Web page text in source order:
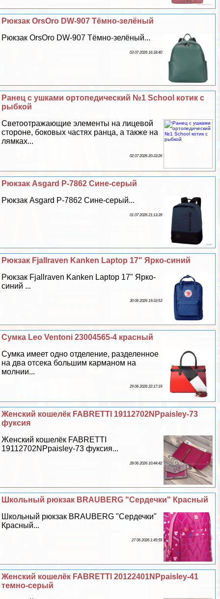
Рюкзак OrsOro DW-907 Тёмно-зелёный
Рюкзак OrsOro DW-907 Тёмно-зелёный...
03 07 2026 16:18:40
Ранец с ушками ортопедический №1 School котик с
рыбкой
Светоотражающие элементы на лицевой
стороне, боковых частях ранца, а также на
лямках...
02 07 2026 20:33:26
Рюкзак Asgard Р-7862 Сине-серый
Рюкзак Asgard Р-7862 Сине-серый...
01 07 2026 21:13:39
Рюкзак Fjallraven Kanken Laptop 17" Ярко-синий
Рюкзак Fjallraven Kanken Laptop 17" Ярко-
синий ...
30 06 2026 19:33:53
Сумка Leo Ventoni 23004565-4 красный
Сумка имеет одно отделение, разделенное
на два отсека большим карманом на
молнии...
29 06 2026 22:17:19
Женский кошелёк FABRETTI 19112702NPpaisley-73
фуксия
Женский кошелёк FABRETTI
19112702NPpaisley-73 фуксия...
28 06 2026 10:44:42
Школьный рюкзак BRAUBERG "Сердечки" Красный
Школьный рюкзак BRAUBERG "Сердечки"
Красный...
27 06 2026 1:45:59
Женский кошелёк FABRETTI 20122401NPpaisley-41
темно-серый